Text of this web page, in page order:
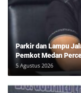
Parkir dan Lampu
Pemkot Medan
5 Agustus 2026